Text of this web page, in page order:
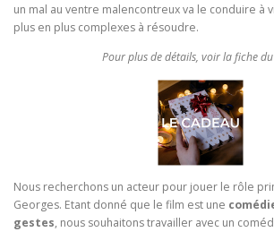
un mal au ventre malencontreux va le conduire à
plus en plus complexes à résoudre.
Pour plus de détails, voir la fiche
Nous recherchons un acteur pour jouer le rôle
Georges. Etant donné que le film est une
gestes, nous souhaitons travailler avec un